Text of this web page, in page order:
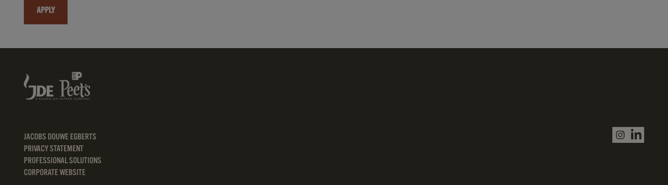
APPLY
JACOBS DOUWE EGBERTS
PRIVACY STATEMENT
PROFESSIONAL SOLUTIONS
CORPORATE WEBSITE